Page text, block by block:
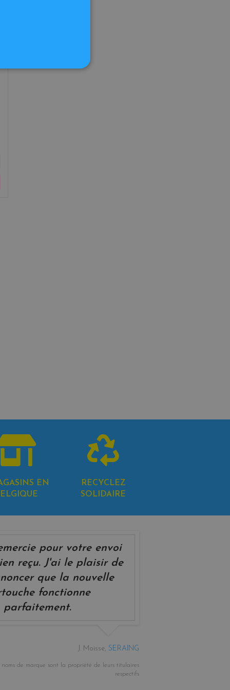
EN
RECYCLEZ
SOLIDAIRE
pour votre envoi
reçu. J'ai le plaisir de
que la nouvelle
fonctionne
parfaitement.
J. Moisse, SERAING
de marque sont la propriété de leurs titulaires
respectifs